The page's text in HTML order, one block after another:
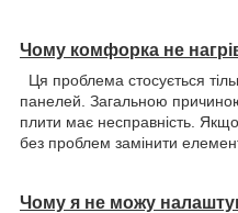
Чому комфорка не
Ця проблема стосується
панелей. Загальною
плити має несправність.
без проблем замінити
Чому я не можу